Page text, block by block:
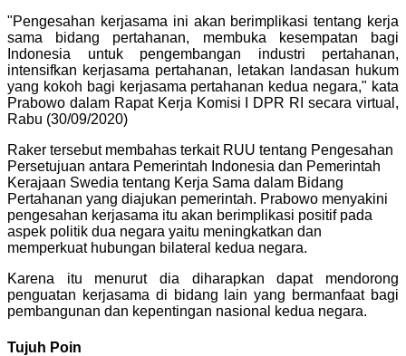
"Pengesahan kerjasama ini akan berimplikasi tentang kerja
sama bidang pertahanan, membuka kesempatan bagi
Indonesia untuk pengembangan industri pertahanan,
intensifkan kerjasama pertahanan, letakan landasan hukum
yang kokoh bagi kerjasama pertahanan kedua negara," kata
Prabowo dalam Rapat Kerja Komisi I DPR RI secara virtual,
Rabu (30/09/2020)
Raker tersebut membahas terkait RUU tentang Pengesahan
Persetujuan antara Pemerintah Indonesia dan Pemerintah
Kerajaan Swedia tentang Kerja Sama dalam Bidang
Pertahanan yang diajukan pemerintah. Prabowo menyakini
pengesahan kerjasama itu akan berimplikasi positif pada
aspek politik dua negara yaitu meningkatkan dan
memperkuat hubungan bilateral kedua negara.
Karena itu menurut dia diharapkan dapat mendorong
penguatan kerjasama di bidang lain yang bermanfaat bagi
pembangunan dan kepentingan nasional kedua negara.
Tujuh Poin